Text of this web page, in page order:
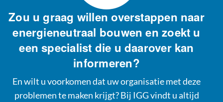
Zou u graag willen overstappen naar
energieneutraal bouwen en zoekt u
een specialist die u daarover kan
informeren?
En wilt u voorkomen dat uw organisatie met deze
problemen te maken krijgt? Bij IGG vindt u altijd